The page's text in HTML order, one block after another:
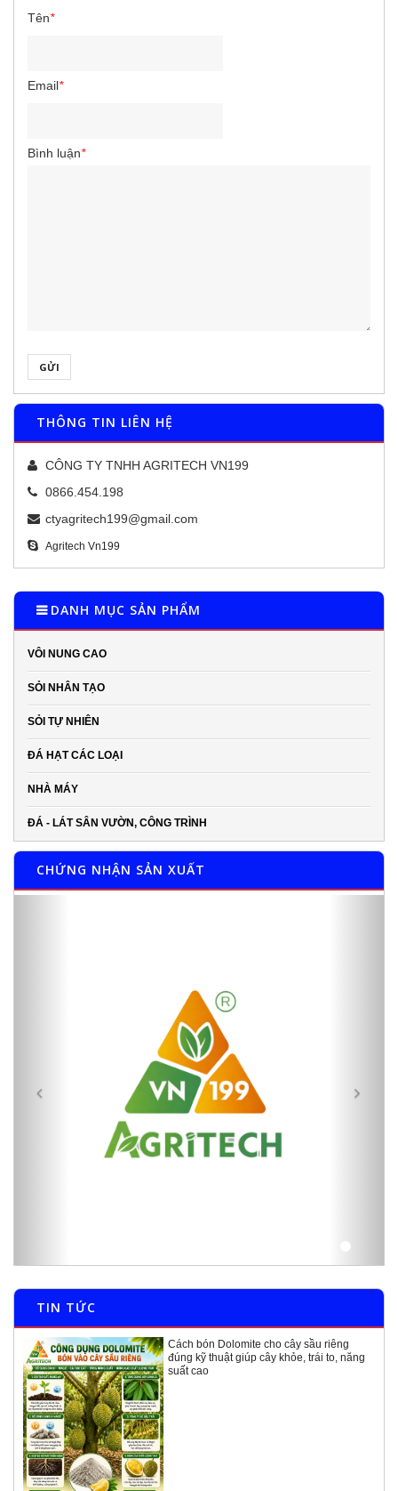
Tên*
Email*
Bình luận*
GỬI
THÔNG TIN LIÊN HỆ
CÔNG TY TNHH AGRITECH VN199
0866.454.198
ctyagritech199@gmail.com
Agritech Vn199
DANH MỤC SẢN PHẨM
VÔI NUNG CAO
SỎI NHÂN TẠO
SỎI TỰ NHIÊN
ĐÁ HẠT CÁC LOẠI
NHÀ MÁY
ĐÁ - LÁT SÂN VƯỜN, CÔNG TRÌNH
CHỨNG NHẬN SẢN XUẤT
TIN TỨC
Cách bón Dolomite cho cây sầu riêng
đúng kỹ thuật giúp cây khỏe, trái to, năng
suất cao